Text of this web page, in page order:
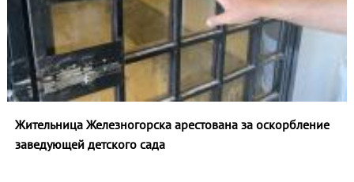
Жительница Железногорска арестована за оскорбление
заведующей детского сада